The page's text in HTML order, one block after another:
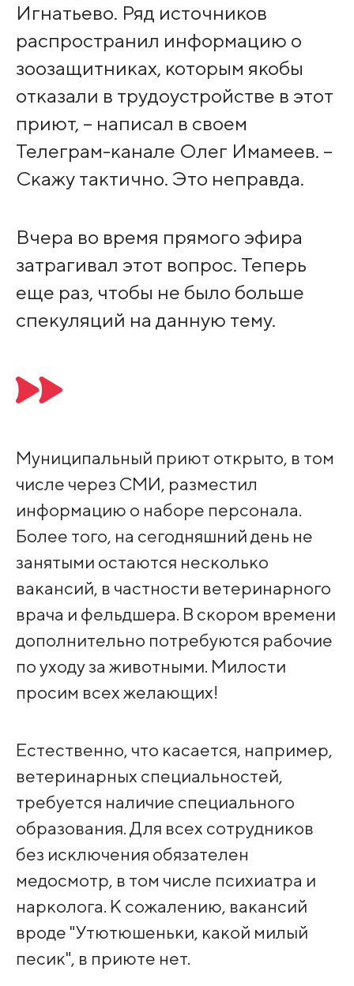
Игнатьево. Ряд источников
распространил информацию о
зоозащитниках, которым якобы
отказали в трудоустройстве в этот
приют, – написал в своем
Телеграм-канале Олег Имамеев. –
Скажу тактично. Это неправда.
Вчера во время прямого эфира
затрагивал этот вопрос. Теперь
еще раз, чтобы не было больше
спекуляций на данную тему.
Муниципальный приют открыто, в том
числе через СМИ, разместил
информацию о наборе персонала.
Более того, на сегодняшний день не
занятыми остаются несколько
вакансий, в частности ветеринарного
врача и фельдшера. В скором времени
дополнительно потребуются рабочие
по уходу за животными. Милости
просим всех желающих!
Естественно, что касается, например,
ветеринарных специальностей,
требуется наличие специального
образования. Для всех сотрудников
без исключения обязателен
медосмотр, в том числе психиатра и
нарколога. К сожалению, вакансий
вроде "Утютюшеньки, какой милый
песик", в приюте нет.